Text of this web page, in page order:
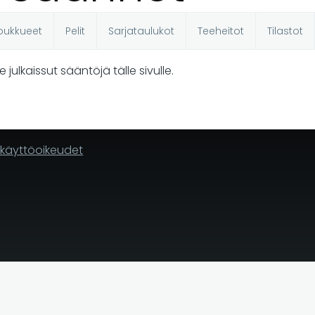
Pelit Sarjataulukot Teeheitot Tilastot
julkaissut sääntöjä tälle sivulle.